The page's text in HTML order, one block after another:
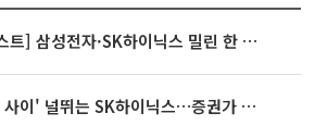
[베스트&워스트] 삼성전자·SK하이닉스 밀린 한 주…상상인증권은 85% 급등
'불안과 기대 사이' 널뛰는 SK하이닉스…증권가 "HBM4·LTA 기반 펀터멘털 견고"